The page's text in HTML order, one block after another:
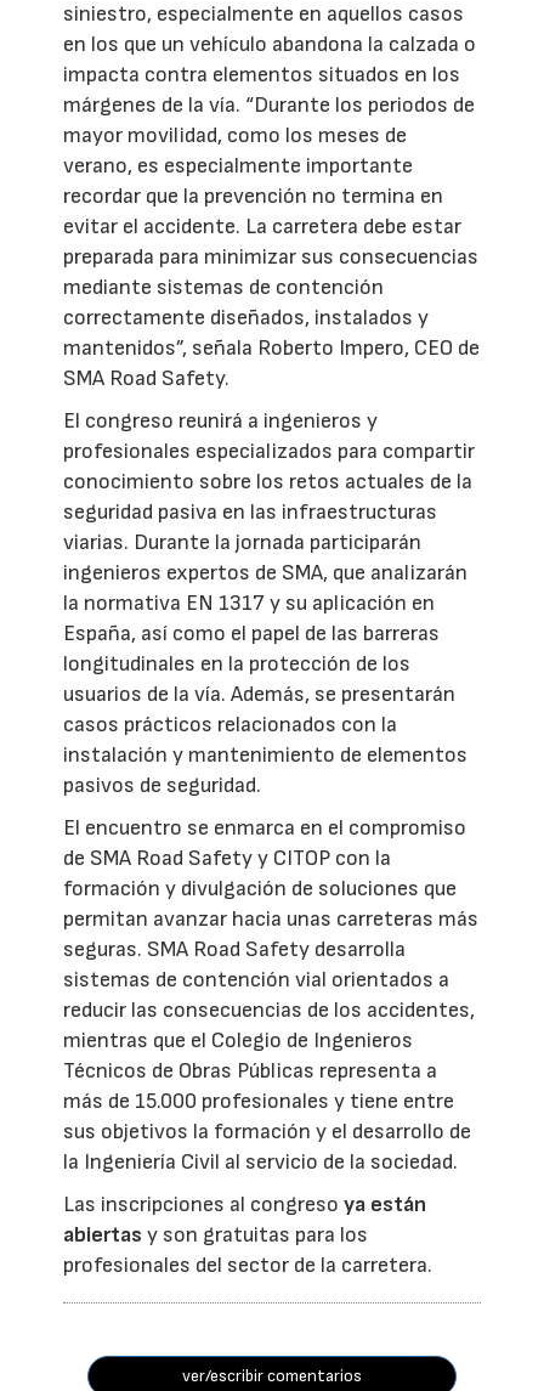
siniestro, especialmente en aquellos casos
en los que un vehículo abandona la calzada o
impacta contra elementos situados en los
márgenes de la vía. “Durante los periodos de
mayor movilidad, como los meses de
verano, es especialmente importante
recordar que la prevención no termina en
evitar el accidente. La carretera debe estar
preparada para minimizar sus consecuencias
mediante sistemas de contención
correctamente diseñados, instalados y
mantenidos”, señala Roberto Impero, CEO de
SMA Road Safety.
El congreso reunirá a ingenieros y
profesionales especializados para compartir
conocimiento sobre los retos actuales de la
seguridad pasiva en las infraestructuras
viarias. Durante la jornada participarán
ingenieros expertos de SMA, que analizarán
la normativa EN 1317 y su aplicación en
España, así como el papel de las barreras
longitudinales en la protección de los
usuarios de la vía. Además, se presentarán
casos prácticos relacionados con la
instalación y mantenimiento de elementos
pasivos de seguridad.
El encuentro se enmarca en el compromiso
de SMA Road Safety y CITOP con la
formación y divulgación de soluciones que
permitan avanzar hacia unas carreteras más
seguras. SMA Road Safety desarrolla
sistemas de contención vial orientados a
reducir las consecuencias de los accidentes,
mientras que el Colegio de Ingenieros
Técnicos de Obras Públicas representa a
más de 15.000 profesionales y tiene entre
sus objetivos la formación y el desarrollo de
la Ingeniería Civil al servicio de la sociedad.
Las inscripciones al congresoya están
abiertas y son gratuitas para los
profesionales del sector de la carretera.
ver/escribir comentarios